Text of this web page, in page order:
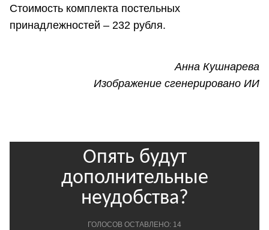
Стоимость комплекта постельных
принадлежностей – 232 рубля.
Анна Кушнарева
Изображение сгенерировано ИИ